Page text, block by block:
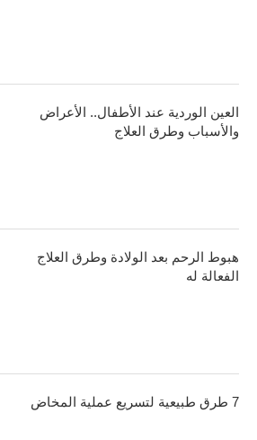
العين الوردية عند الأطفال.. الأعراض
والأسباب وطرق العلاج
هبوط الرحم بعد الولادة وطرق العلاج
الفعالة له
7 طرق طبيعية لتسريع عملية المخاض